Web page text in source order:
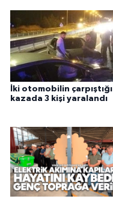
İki otomobilin çarpıştığı
kazada 3 kişi yaralandı